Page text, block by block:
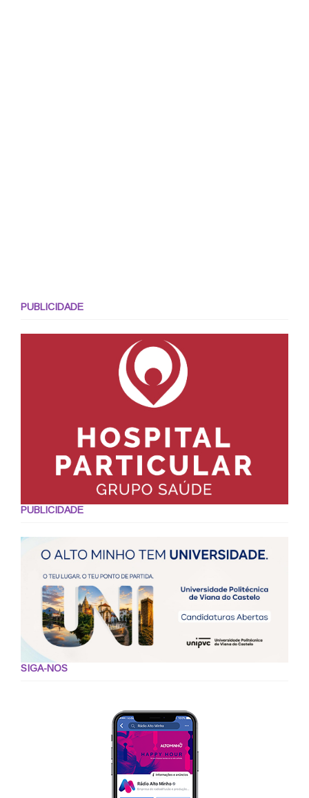
PUBLICIDADE
PUBLICIDADE
SIGA-NOS